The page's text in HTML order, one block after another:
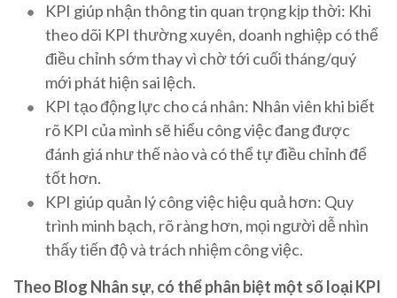
KPI giúp nhận thông tin quan trọng kịp thời: Khi
theo dõi KPI thường xuyên, doanh nghiệp có thể
điều chỉnh sớm thay vì chờ tới cuối tháng/quý
mới phát hiện sai lệch.
KPI tạo động lực cho cá nhân: Nhân viên khi biết
rõ KPI của mình sẽ hiểu công việc đang được
đánh giá như thế nào và có thể tự điều chỉnh để
tốt hơn.
KPI giúp quản lý công việc hiệu quả hơn: Quy
trình minh bạch, rõ ràng hơn, mọi người dễ nhìn
thấy tiến độ và trách nhiệm công việc.
Theo Blog Nhân sự, có thể phân biệt một số loại KPI